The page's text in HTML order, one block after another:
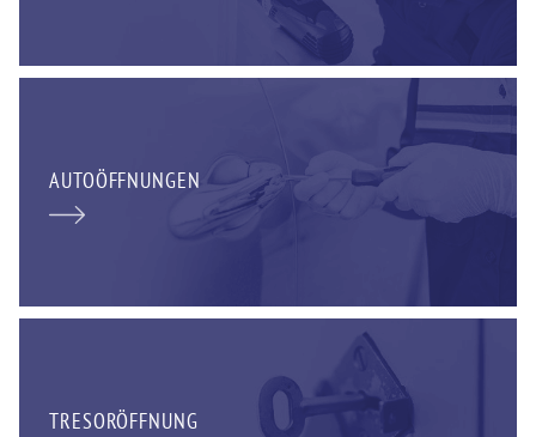
AUTOÖFFNUNGEN
TRESORÖFFNUNG